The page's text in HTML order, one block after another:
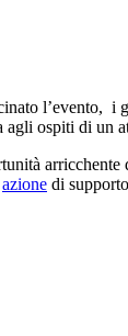
ospiti di un
azione di